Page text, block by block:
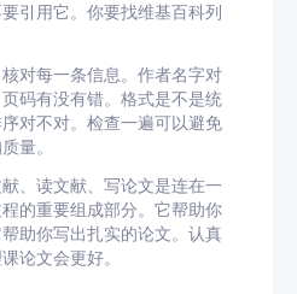
引用它。你要找维基百科列
对每一条信息。作者名字对
码有没有错。格式是不是统
对不对。检查一遍可以避免
量。
、读文献、写论文是连在一
的重要组成部分。它帮助你
助你写出扎实的论文。认真
论文会更好。